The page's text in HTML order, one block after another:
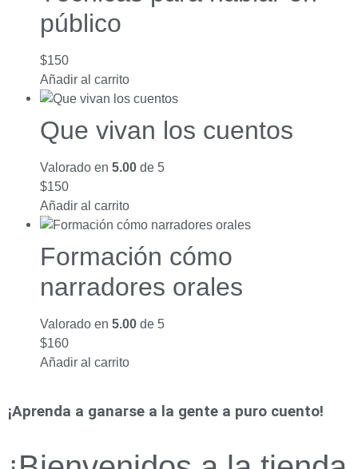
público
$150
Añadir al carrito
Que vivan los cuentos
Valorado en 5.00 de 5
$150
Añadir al carrito
Formación cómo
narradores orales
Valorado en 5.00 de 5
$160
Añadir al carrito
¡Aprenda a ganarse a la gente a puro cuento!